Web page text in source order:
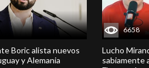
Boric alista nuevos
y Alemania
6658
Lucho
sabiamente